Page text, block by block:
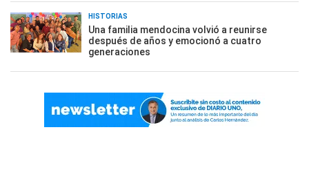
HISTORIAS
Una familia mendocina volvió a reunirse
después de años y emocionó a cuatro
generaciones